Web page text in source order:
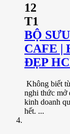
12
T1
BỘ
CAFE |
ĐẸP
Không biết
nghi thức mở
kinh doanh
hết. ...